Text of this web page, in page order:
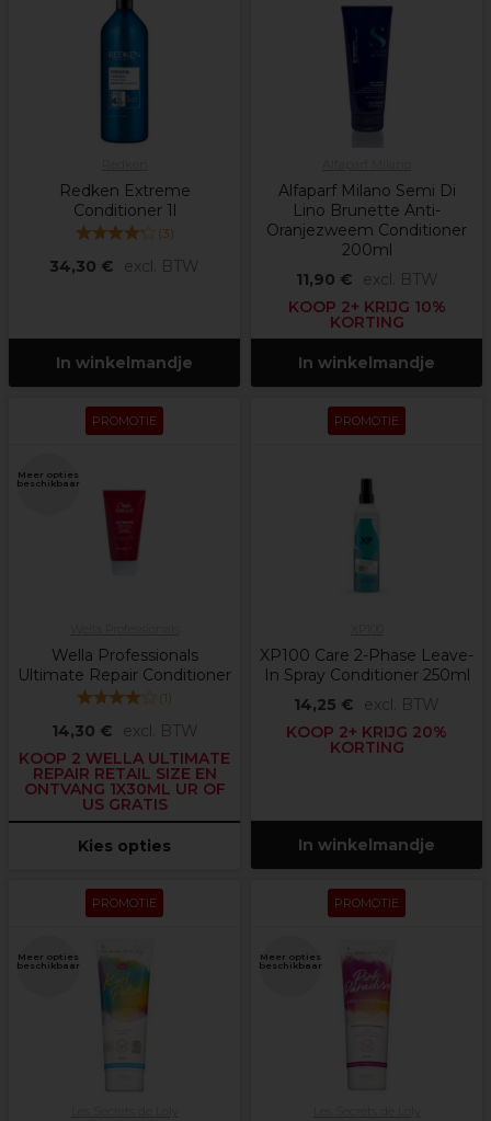
Redken Extreme
Conditioner 1l
(3)
34,30 € excl. BTW
In winkelmandje
Alfaparf Milano Semi Di
Lino Brunette Anti-
Oranjezweem Conditioner
200ml
11,90 €
excl. BTW
KOOP 2+ KRIJG 10%
KORTING
In winkelmandje
PROMOTIE
Meer opties
beschikbaar
Wella Professionals
Ultimate Repair Conditioner
(1)
14,30 €
excl. BTW
KOOP 2 WELLA ULTIMATE
REPAIR RETAIL SIZE EN
ONTVANG 1X30ML UR OF
US GRATIS
Kies opties
PROMOTIE
XP100 Care 2-Phase Leave-
In Spray Conditioner 250ml
14,25 €
excl. BTW
KOOP 2+ KRIJG 20%
KORTING
In winkelmandje
PROMOTIE
Meer opties
beschikbaar
PROMOTIE
Meer opties
beschikbaar